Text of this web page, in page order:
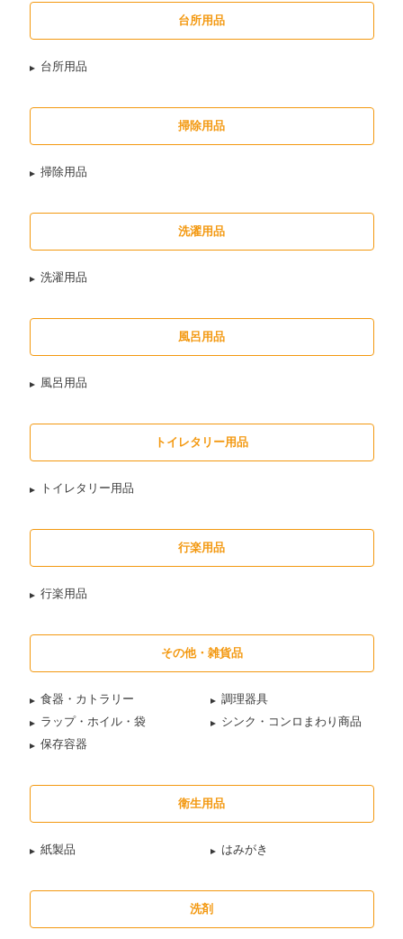
台所用品
台所用品
掃除用品
掃除用品
洗濯用品
洗濯用品
風呂用品
風呂用品
トイレタリー用品
トイレタリー用品
行楽用品
行楽用品
その他・雑貨品
食器・カトラリー
調理器具
ラップ・ホイル・袋
シンク・コンロまわり商品
保存容器
衛生用品
紙製品 はみがき
洗剤